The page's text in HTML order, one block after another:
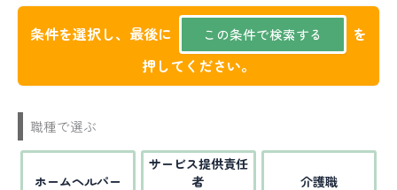
条件を選択し、最後に
を
押してください。
職種で選ぶ
ホームヘルパー
サービス提供責任
者
介護職